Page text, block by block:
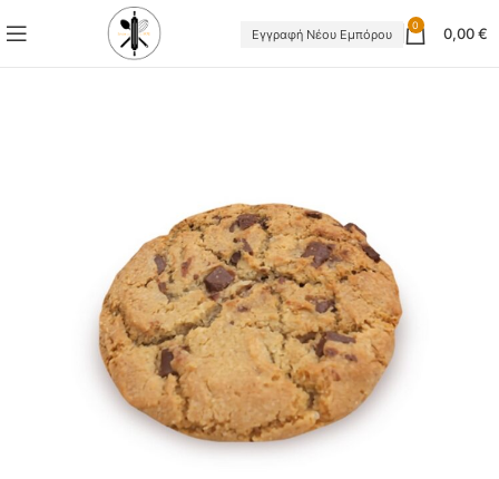
Εγγραφή Νέου Εμπόρου
0 0,00€